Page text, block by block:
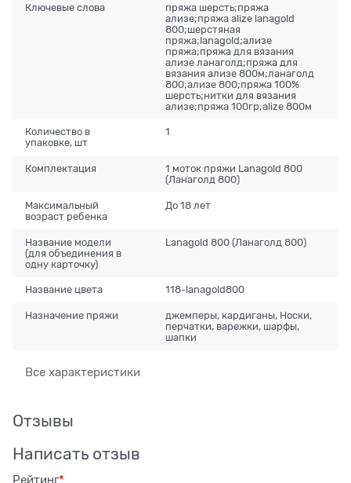
Ключевые слова
пряжа шерсть;пряжа
ализе;пряжа alize lanagold
800;шерстяная
пряжа;lanagold;ализе
пряжа;пряжа для вязания
ализе ланаголд;пряжа для
вязания ализе 800м;ланаголд
800;ализе 800;пряжа 100%
шерсть;нитки для вязания
ализе;пряжа 100гр;alize 800м
Количество в
упаковке, шт
1
Комплектация
1 моток пряжи Lanagold 800
(Ланаголд 800)
Максимальный
возраст ребенка
До 18 лет
Название модели
(для объединения в
одну карточку)
Lanagold 800 (Ланаголд 800)
Название цвета 118-lanagold800
Назначение пряжи
джемперы, кардиганы, Носки,
перчатки, варежки, шарфы,
шапки
Все характеристики
Отзывы
Написать отзыв
Рейтинг